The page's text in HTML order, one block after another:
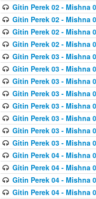
Gitin Perek 02 - Mishna
Gitin Perek 02 - Mishna
Gitin Perek 02 - Mishna
Gitin Perek 02 - Mishna
Gitin Perek 03 - Mishna
Gitin Perek 03 - Mishna
Gitin Perek 03 - Mishna
Gitin Perek 03 - Mishna
Gitin Perek 03 - Mishna
Gitin Perek 03 - Mishna
Gitin Perek 03 - Mishna
Gitin Perek 03 - Mishna
Gitin Perek 04 - Mishna
Gitin Perek 04 - Mishna
Gitin Perek 04 - Mishna
Gitin Perek 04 - Mishna